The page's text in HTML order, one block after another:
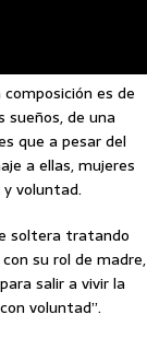
es de
de una
que a pesar del
a ellas, mujeres
voluntad.
soltera tratando
su rol de madre,
salir a vivir la
voluntad”.